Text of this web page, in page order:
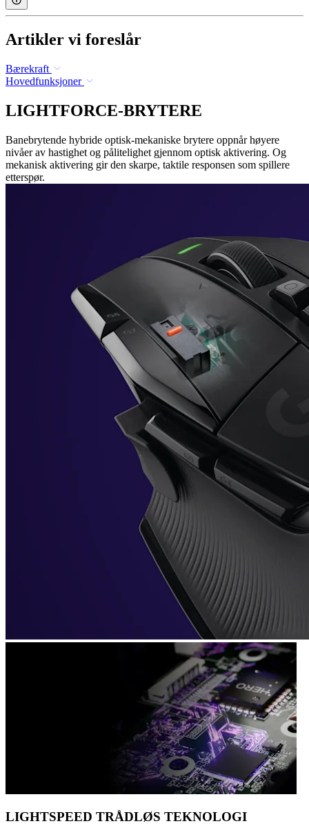
Artikler vi foreslår
Bærekraft
Hovedfunksjoner
LIGHTFORCE-BRYTERE
Banebrytende hybride optisk-mekaniske brytere oppnår høyere
nivåer av hastighet og pålitelighet gjennom optisk aktivering. Og
mekanisk aktivering gir den skarpe, taktile responsen som spillere
etterspør.
LIGHTSPEED TRÅDLØS TEKNOLOGI